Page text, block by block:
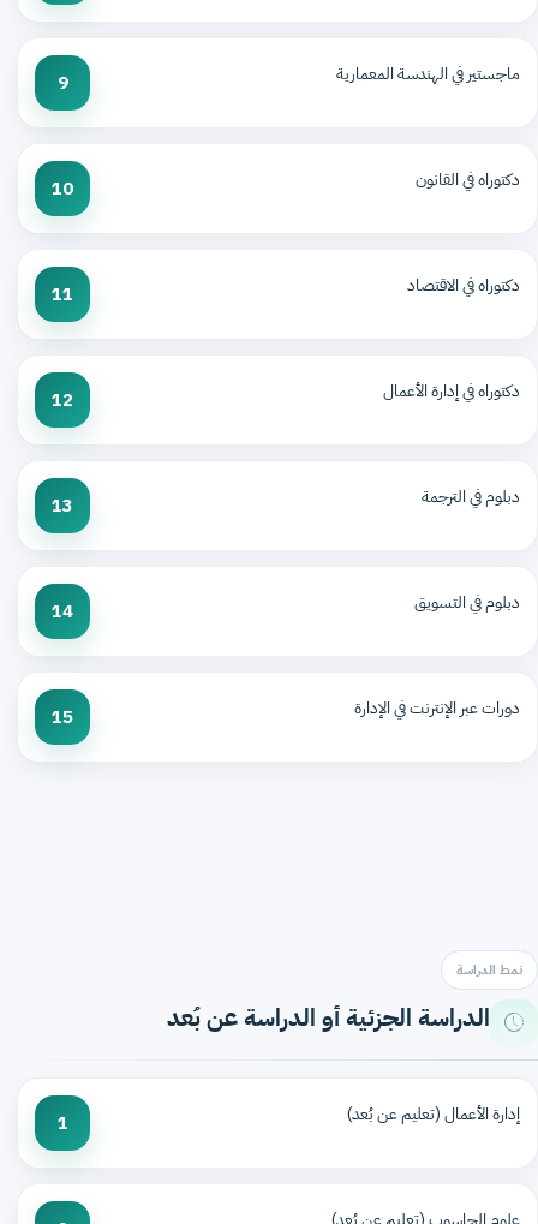
ماجستير في الهندسة المعمارية 9
دكتوراه في القانون 10
دكتوراه في الاقتصاد 11
دكتوراه في إدارة الأعمال 12
دبلوم في الترجمة 13
دبلوم في التسويق 14
دورات عبر الإنترنت في الإدارة 15
نمط الدراسة
الدراسة الجزئية أو الدراسة عن بُعد
إدارة الأعمال (تعليم عن بُعد) 1